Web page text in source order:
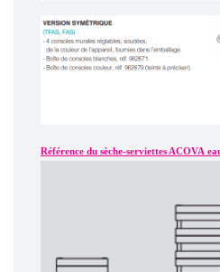
Référence du sèche-serviettes ACOVA